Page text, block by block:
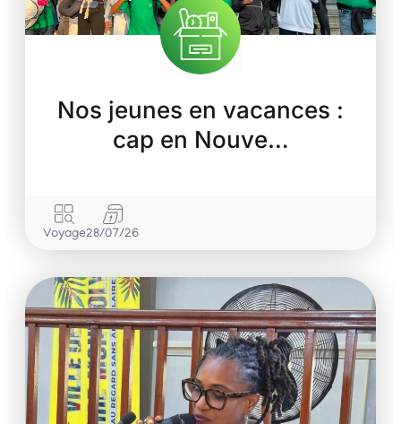
Nos jeunes en vacances :
cap en Nouve…
Voyage28/07/26